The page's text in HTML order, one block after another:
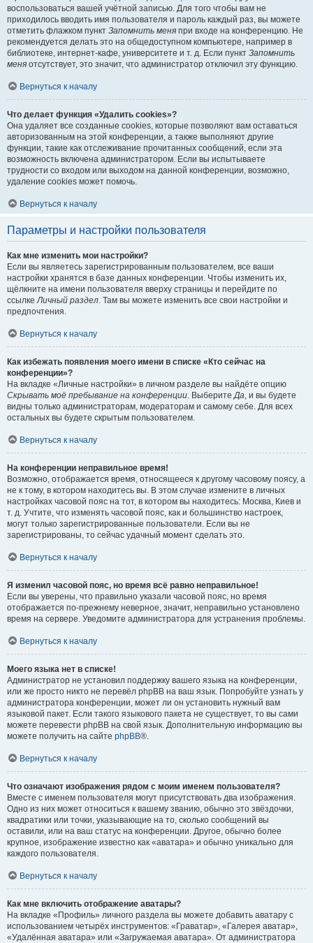
воспользоваться вашей учётной записью. Для того чтобы вам не
приходилось вводить имя пользователя и пароль каждый раз, вы можете
отметить флажком пункт Запомнить меня при входе на конференцию. Не
рекомендуется делать это на общедоступном компьютере, например в
библиотеке, интернет-кафе, университете и т. д. Если пункт Запомнить
меня отсутствует, это значит, что администратор отключил эту функцию.
Вернуться к началу
Что делает функция «Удалить cookies»?
Она удаляет все созданные cookies, которые позволяют вам оставаться
авторизованным на этой конференции, а также выполняют другие
функции, такие как отслеживание прочитанных сообщений, если эта
возможность включена администратором. Если вы испытываете
трудности со входом или выходом на данной конференции, возможно,
удаление cookies может помочь.
Вернуться к началу
Параметры и настройки пользователя
Как мне изменить мои настройки?
Если вы являетесь зарегистрированным пользователем, все ваши
настройки хранятся в базе данных конференции. Чтобы изменить их,
щёлкните на имени пользователя вверху страницы и перейдите по
ссылкеЛичный раздел. Там вы можете изменить все свои настройки и
предпочтения.
Вернуться к началу
Как избежать появления моего имени в списке «Кто сейчас на
конференции»?
На вкладке «Личные настройки» в личном разделе вы найдёте опцию
Скрывать моё пребывание на конференции. ВыберитеДа, и вы будете
видны только администраторам, модераторам и самому себе. Для всех
остальных вы будете скрытым пользователем.
Вернуться к началу
На конференции неправильное время!
Возможно, отображается время, относящееся к другому часовому поясу, а
не к тому, в котором находитесь вы. В этом случае измените в личных
настройках часовой пояс на тот, в котором вы находитесь: Москва, Киев и
т. д. Учтите, что изменять часовой пояс, как и большинство настроек,
могут только зарегистрированные пользователи. Если вы не
зарегистрированы, то сейчас удачный момент сделать это.
Вернуться к началу
Я изменил часовой пояс, но время всё равно неправильное!
Если вы уверены, что правильно указали часовой пояс, но время
отображается по-прежнему неверное, значит, неправильно установлено
время на сервере. Уведомите администратора для устранения проблемы.
Вернуться к началу
Моего языка нет в списке!
Администратор не установил поддержку вашего языка на конференции,
или же просто никто не перевёл phpBB на ваш язык. Попробуйте узнать у
администратора конференции, может ли он установить нужный вам
языковой пакет. Если такого языкового пакета не существует, то вы сами
можете перевести phpBB на свой язык. Дополнительную информацию вы
можете получить на сайте phpBB®.
Вернуться к началу
Что означают изображения рядом с моим именем пользователя?
Вместе с именем пользователя могут присутствовать два изображения.
Одно из них может относиться к вашему званию, обычно это звёздочки,
квадратики или точки, указывающие на то, сколько сообщений вы
оставили, или на ваш статус на конференции. Другое, обычно более
крупное, изображение известно как «аватара» и обычно уникально для
каждого пользователя.
Вернуться к началу
Как мне включить отображение аватары?
На вкладке «Профиль» личного раздела вы можете добавить аватару с
использованием четырёх инструментов: «Граватар», «Галерея аватар»,
«Удалённая аватара» или «Загружаемая аватара». От администратора